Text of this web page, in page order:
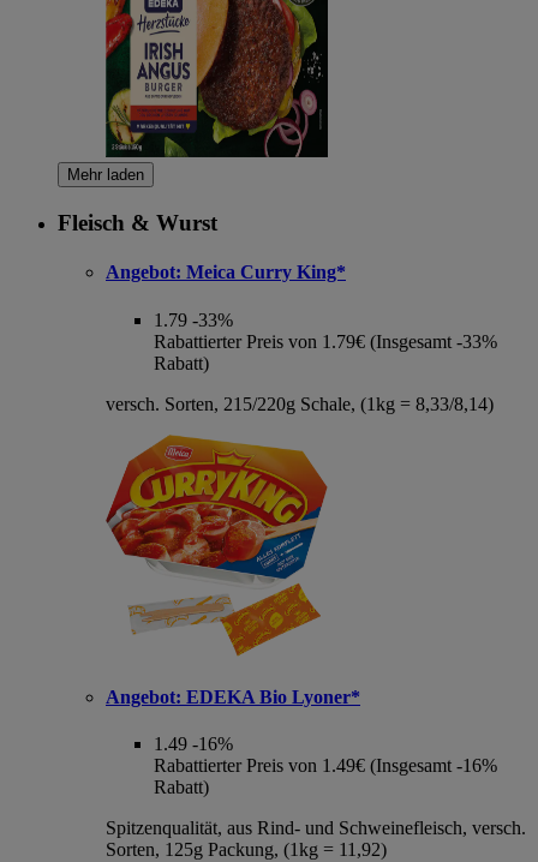
Mehr laden
Fleisch & Wurst
Angebot: Meica Curry King*
1.79 -33%
Rabattierter Preis von 1.79€ (Insgesamt -33%
Rabatt)
versch. Sorten, 215/220g Schale, (1kg = 8,33/8,14)
Angebot: EDEKA Bio Lyoner*
1.49 -16%
Rabattierter Preis von 1.49€ (Insgesamt -16%
Rabatt)
Spitzenqualität, aus Rind- und Schweinefleisch, versch.
Sorten, 125g Packung, (1kg = 11,92)